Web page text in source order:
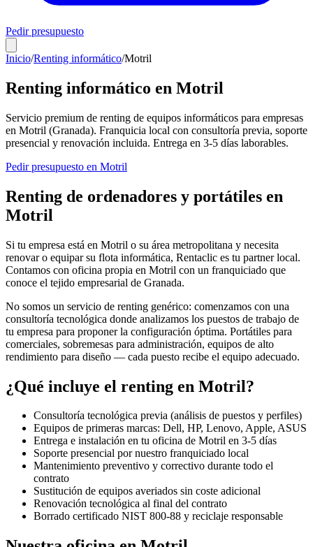
Pedir presupuesto
Inicio/Renting informático/Motril
Renting informático en Motril
Servicio premium de renting de equipos informáticos para empresas
en Motril (Granada). Franquicia local con consultoría previa, soporte
presencial y renovación incluida. Entrega en 3-5 días laborables.
Pedir presupuesto en Motril
Renting de ordenadores y portátiles en
Motril
Si tu empresa está en Motril o su área metropolitana y necesita
renovar o equipar su flota informática, Rentaclic es tu partner local.
Contamos con oficina propia en Motril con un franquiciado que
conoce el tejido empresarial de Granada.
No somos un servicio de renting genérico: comenzamos con una
consultoría tecnológica donde analizamos los puestos de trabajo de
tu empresa para proponer la configuración óptima. Portátiles para
comerciales, sobremesas para administración, equipos de alto
rendimiento para diseño — cada puesto recibe el equipo adecuado.
¿Qué incluye el renting en Motril?
Consultoría tecnológica previa (análisis de puestos y perfiles)
Equipos de primeras marcas: Dell, HP, Lenovo, Apple, ASUS
Entrega e instalación en tu oficina de Motril en 3-5 días
Soporte presencial por nuestro franquiciado local
Mantenimiento preventivo y correctivo durante todo el
contrato
Sustitución de equipos averiados sin coste adicional
Renovación tecnológica al final del contrato
Borrado certificado NIST 800-88 y reciclaje responsable